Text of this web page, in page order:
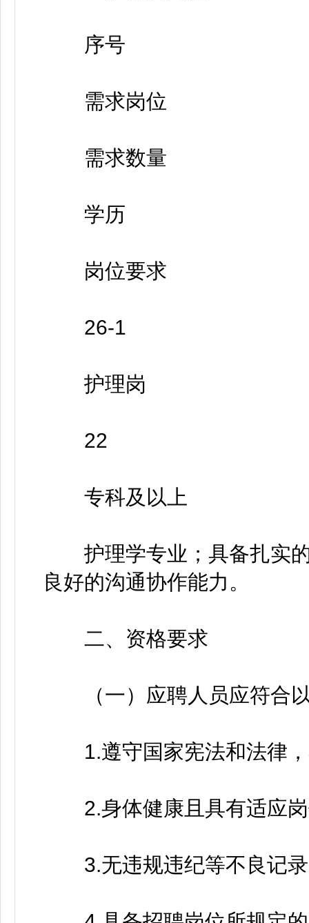
序号
需求岗位
需求数量
学历
岗位要求
26-1
护理岗
22
专科及以上
护理学专业；具备扎实的
良好的沟通协作能力。
二、资格要求
（一）应聘人员应符合
1.遵守国家宪法和法律，
2.身体健康且具有适应岗
3.无违规违纪等不良记录